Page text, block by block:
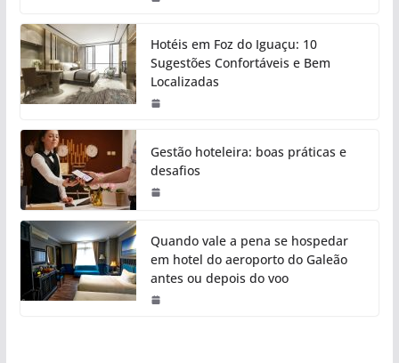
Hotéis em Foz do Iguaçu: 10
Sugestões Confortáveis e Bem
Localizadas
Gestão hoteleira: boas práticas e
desafios
Quando vale a pena se hospedar
em hotel do aeroporto do Galeão
antes ou depois do voo